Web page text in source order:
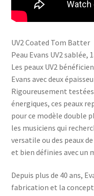
UV2 Coated Tom Batter
Peau Evans UV2 sablée,
Les peaux UV2
Evans avec deux
Rigoureusement
énergiques, ces peaux
pour ce modèle double
les musiciens qui
versatile ou des peaux
et bien définies avec un
Depuis plus de 40 ans,
fabrication et la